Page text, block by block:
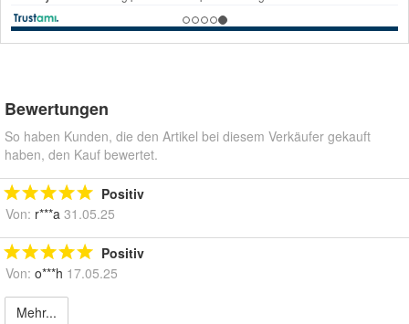
Bewertungen
So haben Kunden, die den Artikel bei diesem Verkäufer gekauft
haben, den Kauf bewertet.
Positiv
Von: r***a 31.05.25
Positiv
Von: o***h 17.05.25
Mehr...